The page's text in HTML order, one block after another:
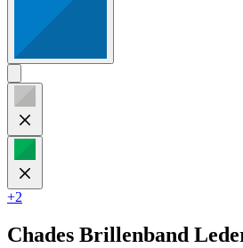
+2
Chades Brillenband